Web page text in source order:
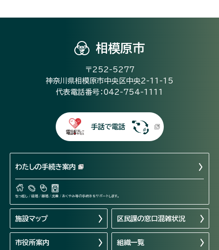
相模原市
〒252-5277
神奈川県相模原市中央区中央2-11-15
代表電話番号：042-754-1111
手話で電話
わたしの手続き案内
引っ越し / 結婚 / 離婚 / 出産 / おくやみ等の手続きをサポートします。
施設マップ 区民課の窓口混雑状況
市役所案内 組織一覧